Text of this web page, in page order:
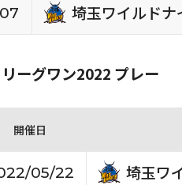
埼玉ワイルドナ
ーグワン2022 プレー
開催日
05/22
埼玉ワ